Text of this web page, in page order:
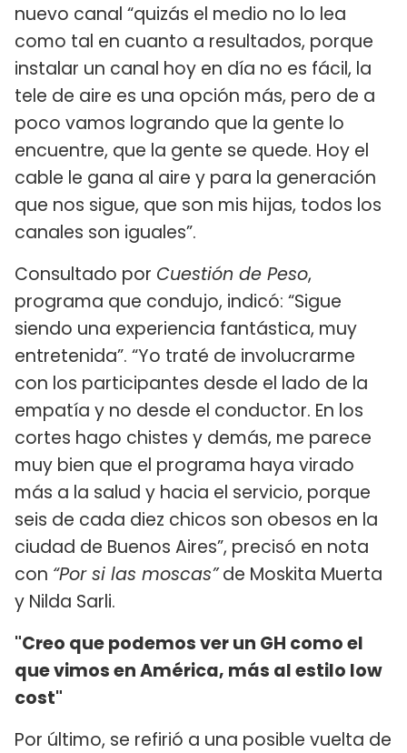
nuevo canal “quizás el medio no lo lea
como tal en cuanto a resultados, porque
instalar un canal hoy en día no es fácil, la
tele de aire es una opción más, pero de a
poco vamos logrando que la gente lo
encuentre, que la gente se quede. Hoy el
cable le gana al aire y para la generación
que nos sigue, que son mis hijas, todos los
canales son iguales”.
Consultado por Cuestión de Peso,
programa que condujo, indicó: “Sigue
siendo una experiencia fantástica, muy
entretenida”. “Yo traté de involucrarme
con los participantes desde el lado de la
empatía y no desde el conductor. En los
cortes hago chistes y demás, me parece
muy bien que el programa haya virado
más a la salud y hacia el servicio, porque
seis de cada diez chicos son obesos en la
ciudad de Buenos Aires”, precisó en nota
con “Por si las moscas”de Moskita Muerta
y Nilda Sarli.
"Creo que podemos ver un GH como el
que vimos en América, más al estilo low
cost"
Por último, se refirió a una posible vuelta de